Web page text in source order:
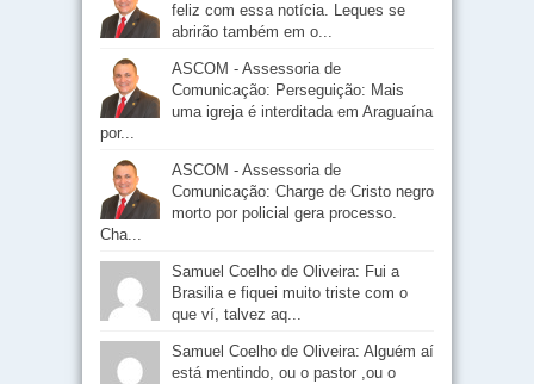
feliz com essa notícia. Leques se
abrirão também em o...
ASCOM - Assessoria de
Comunicação: Perseguição: Mais
uma igreja é interditada em Araguaína
por...
ASCOM - Assessoria de
Comunicação: Charge de Cristo negro
morto por policial gera processo.
Cha...
Samuel Coelho de Oliveira: Fui a
Brasilia e fiquei muito triste com o
que ví, talvez aq...
Samuel Coelho de Oliveira: Alguém aí
está mentindo, ou o pastor ,ou o